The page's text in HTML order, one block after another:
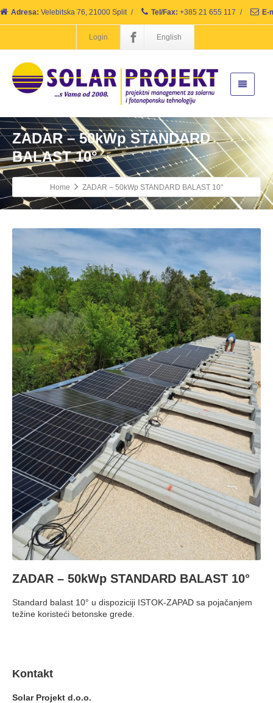
Adresa: Velebitska 76, 21000 Split / Tel/Fax: +385 21 655 117 / E-
Login English
ZADAR – 50kWp STANDARD
BALAST 10°
Home ZADAR – 50kWp STANDARD BALAST 10°
ZADAR – 50kWp STANDARD BALAST 10°
Standard balast 10° u dispoziciji ISTOK-ZAPAD sa pojačanjem
težine koristeći betonske grede.
Kontakt
Solar Projekt d.o.o.